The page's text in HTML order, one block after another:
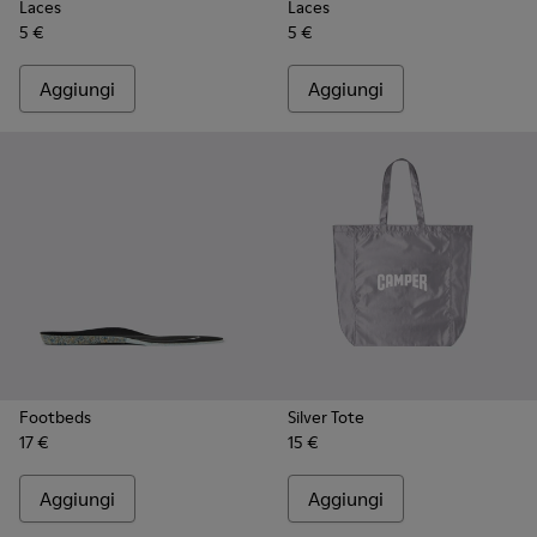
Laces
5 €
Aggiungi
Laces
5 €
Aggiungi
Footbeds
17 €
Aggiungi
Silver Tote
15 €
Aggiungi